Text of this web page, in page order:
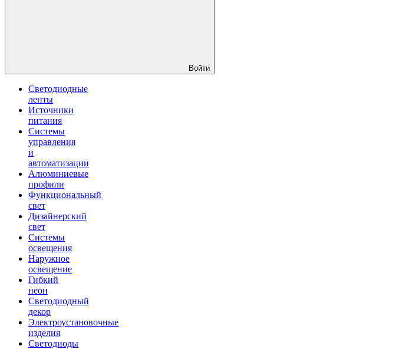
Войти
Светодиодные
ленты
Источники
питания
Системы
управления
и
автоматизации
Алюминиевые
профили
Функциональный
свет
Дизайнерский
свет
Системы
освещения
Наружное
освещение
Гибкий
неон
Светодиодный
декор
Электроустановочные
изделия
Светодиоды